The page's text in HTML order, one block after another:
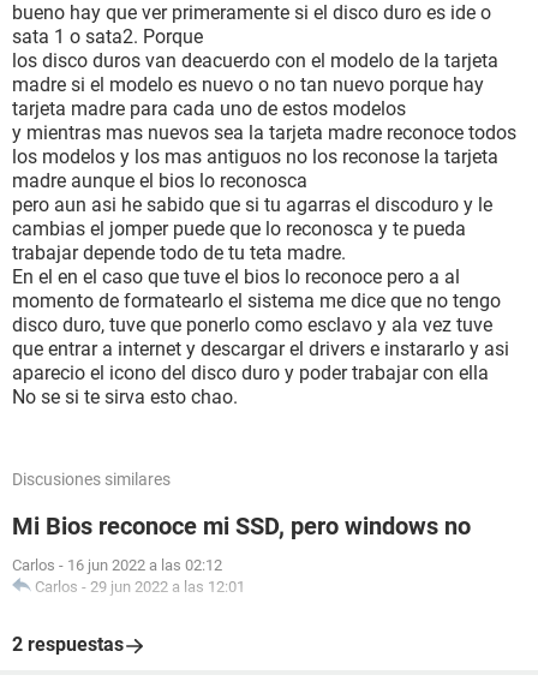
bueno hay que ver primeramente si el disco duro es ide o
sata 1 o sata2. Porque
los disco duros van deacuerdo con el modelo de la tarjeta
madre si el modelo es nuevo o no tan nuevo porque hay
tarjeta madre para cada uno de estos modelos
y mientras mas nuevos sea la tarjeta madre reconoce todos
los modelos y los mas antiguos no los reconose la tarjeta
madre aunque el bios lo reconosca
pero aun asi he sabido que si tu agarras el discoduro y le
cambias el jomper puede que lo reconosca y te pueda
trabajar depende todo de tu teta madre.
En el en el caso que tuve el bios lo reconoce pero a al
momento de formatearlo el sistema me dice que no tengo
disco duro, tuve que ponerlo como esclavo y ala vez tuve
que entrar a internet y descargar el drivers e instararlo y asi
aparecio el icono del disco duro y poder trabajar con ella
No se si te sirva esto chao.
Discusiones similares
Mi Bios reconoce mi SSD, pero windows no
Carlos - 16 jun 2022 a las 02:12
Carlos - 29 jun 2022 a las 12:01
2 respuestas